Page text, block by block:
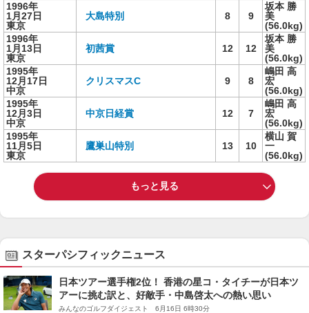
1996年
1月27日
東京
大島特別 8 9
坂本 勝
美
(56.0kg)
1996年
1月13日
東京
初茜賞 12 12
坂本 勝
美
(56.0kg)
1995年
12月17日
中京
クリスマスC 9 8
嶋田 高
宏
(56.0kg)
1995年
12月3日
中京
中京日経賞 12 7
嶋田 高
宏
(56.0kg)
1995年
11月5日
東京
鷹巣山特別 13 10
横山 賀
一
(56.0kg)
もっと見る
スターパシフィックニュース
日本ツアー選手権2位！ 香港の星コ・タイチーが日本ツ
アーに挑む訳と、好敵手・中島啓太への熱い思い
みんなのゴルフダイジェスト 6月16日 6時30分